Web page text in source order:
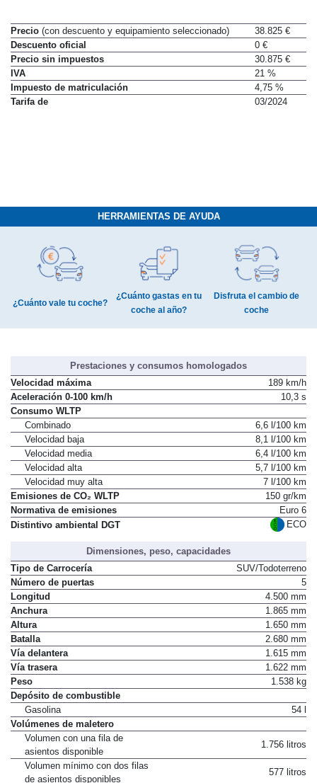
Precio(con descuento y equipamiento seleccionado)
38.825 €
Descuento oficial
0 €
Precio sin impuestos
30.875 €
IVA
21 %
Impuesto de matriculación
4,75 %
HERRAMIENTAS DE AYUDA
¿Cuánto gastas en tu
Disfruta el cambio de
Prestaciones y consumos homologados
Velocidad máxima
189 km/h
Aceleración 0-100 km/h
Consumo WLTP
Combinado
6,6 l/100 km
Velocidad baja
8,1 l/100 km
Velocidad media
6,4 l/100 km
Velocidad alta
5,7 l/100 km
Velocidad muy alta
7 l/100 km
Emisiones de CO₂ WLTP
150 gr/km
Normativa de emisiones
Euro 6
Dimensiones, peso, capacidades
Tipo de Carrocería
SUV/Todoterreno
Número de puertas
5
Longitud
4.500 mm
Anchura
1.865 mm
Altura
1.650 mm
Batalla
2.680 mm
Vía delantera
1.615 mm
Vía trasera
1.622 mm
Peso
Depósito de combustible
Gasolina
Volúmenes de maletero
Volumen con una fila de
asientos disponible
Volumen mínimo con dos filas